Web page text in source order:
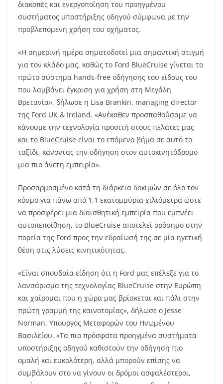
διακοπές και ενεργοποίηση του προηγμένου
συστήματος υποστήριξης οδηγού σύμφωνα με την
προβλεπόμενη χρήση του οχήματος.
«Η σημερινή ημέρα σηματοδοτεί μια σημαντική στιγμή
για τον κλάδο μας, καθώς το Ford BlueCruise γίνεται το
πρώτο σύστημα hands-free οδήγησης του είδους του
που λαμβάνει έγκριση για χρήση στη Μεγάλη
Βρετανία», δήλωσε η Lisa Brankin, managing director
της Ford UK & Ireland. «Ανέκαθεν προσπαθούσαμε να
κάνουμε την τεχνολογία προσιτή στους πελάτες μας
και το BlueCruise είναι το επόμενο βήμα σε αυτό το
ταξίδι, κάνοντας την οδήγηση στον αυτοκινητόδρομο
μια πιο άνετη εμπειρία».
Προσαρμοσμένο κατά τη διάρκεια δοκιμών σε όλο τον
κόσμο για πάνω από 1,1 εκατομμύρια χιλιόμετρα ώστε
να προσφέρει μια διαισθητική εμπειρία που εμπνέει
αυτοπεποίθηση, το BlueCruise αποτελεί ορόσημο στην
πορεία της Ford προς την εδραίωσή της σε μία ηγετική
θέση στις λύσεις κινητικότητας.
«Είναι σπουδαία είδηση ότι η Ford μας επέλεξε για το
λανσάρισμα της τεχνολογίας BlueCruise στην Ευρώπη
και χαίρομαι που η χώρα μας βρίσκεται και πάλι στην
πρώτη γραμμή της καινοτομίας», δήλωσε ο Jesse
Norman, Υπουργός Μεταφορών του Ηνωμένου
Βασιλείου. «Τα πιο πρόσφατα προηγμένα συστήματα
υποστήριξης οδηγού καθιστούν την οδήγηση πιο
ομαλή και ευκολότερη, αλλά μπορούν επίσης να
συμβάλουν στο να γίνουν οι δρόμοι ασφαλέστεροι,